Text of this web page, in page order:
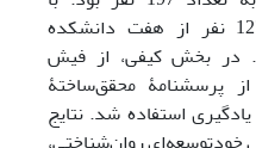
نمونه‌گیری تصادفی ساده، 127 نفر از هفت دانشکده
در بخش کیفی، از فیش
پرسشنامۀ محقق‌ساختۀ
استفاده شد. نتایج